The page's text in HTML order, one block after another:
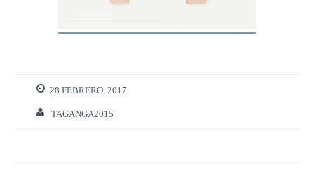
28 FEBRERO, 2017
TAGANGA2015